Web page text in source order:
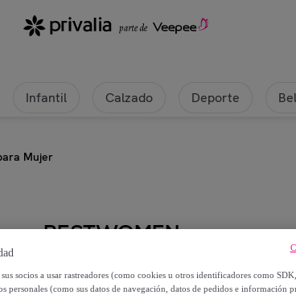
Infantil Calzado Deporte
Mujer
BESTWOMEN
Bota de Tacon para Mujer
socios a usar rastreadores (como cookies u otros identificadores como
personales (como sus datos de navegación, datos de pedidos e información